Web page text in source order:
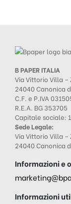
B PAPER ITALIA
Via Vittorio Villa
24040 Canonica
C.F. e P.IVA
R.E.A. BG 353705
Capitale sociale:
Sede Legale:
Via Vittorio Villa
24040 Canonica
Informazioni e
Informazioni